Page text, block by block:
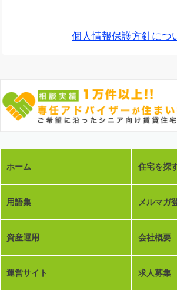
個人情報保護方針につ
ホーム 住宅を探
用語集 メルマガ
資産運用 会社概要
運営サイト 求人募集